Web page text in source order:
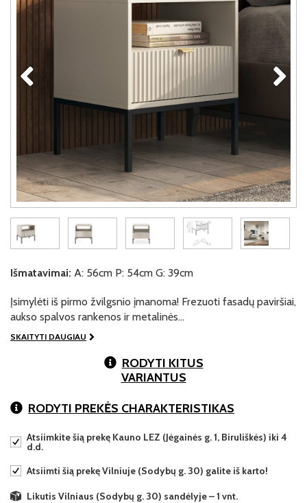
Išmatavimai: A: 56cm P: 54cm G: 39cm
Įsimylėti iš pirmo žvilgsnio įmanoma! Frezuoti fasadų paviršiai,
aukso spalvos rankenos ir metalinės…
SKAITYTI DAUGIAU
RODYTI KITUS
VARIANTUS
RODYTI PREKĖS CHARAKTERISTIKAS
Atsiimkite šią prekę Kauno LEZ (Jėgainės g. 1, Biruliškės) iki 4
d.d.
Atsiimti šią prekę Vilniuje (Sodybų g. 30) galite iš karto!
Likutis Vilniaus (Sodybų g. 30) sandėlyje – 1 vnt.